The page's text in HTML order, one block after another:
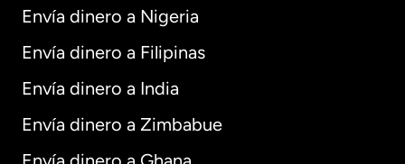
Envía dinero a Nigeria
Envía dinero a Filipinas
Envía dinero a India
Envía dinero a Zimbabue